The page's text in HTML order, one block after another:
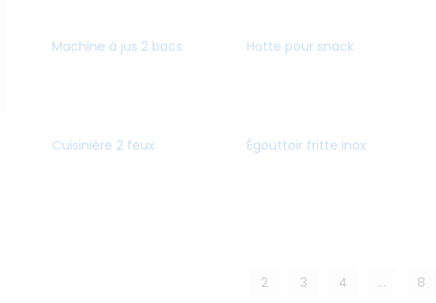
Machine à jus 2 bacs Hotte pour snack
Cuisinière 2 feux Égouttoir fritte inox
2 3 4 … 8